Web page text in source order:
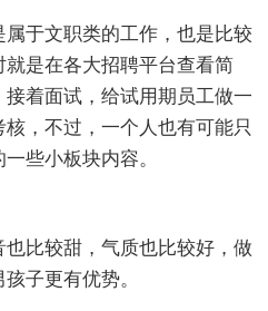
属于文职类的工作，也是比较
是在各大招聘平台查看简
着面试，给试用期员工做一
，不过，一个人也有可能只
些小板块内容。
比较甜，气质也比较好，做
子更有优势。